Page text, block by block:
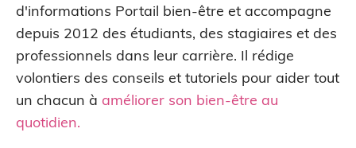
d'informations Portail bien-être et accompagne
depuis 2012 des étudiants, des stagiaires et des
professionnels dans leur carrière. Il rédige
volontiers des conseils et tutoriels pour aider tout
un chacun à améliorer son bien-être au
quotidien.